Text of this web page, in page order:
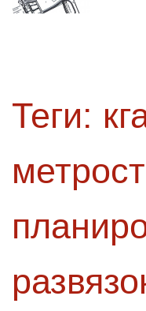
Теги: